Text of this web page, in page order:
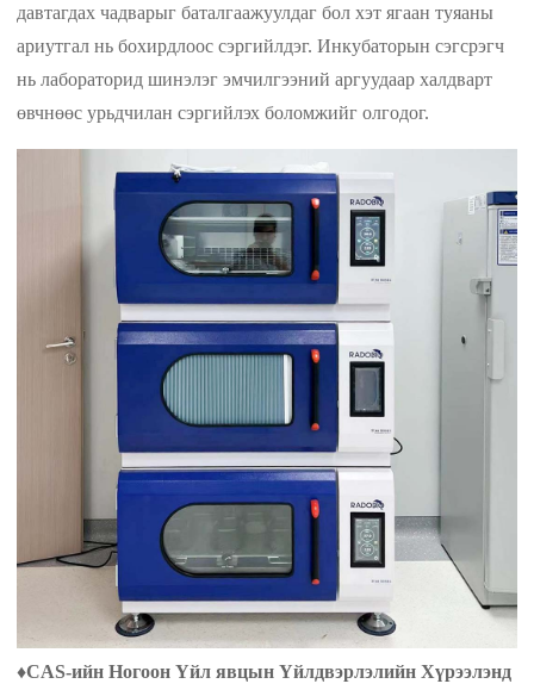
давтагдах чадварыг баталгаажуулдаг бол хэт ягаан туяаны
ариутгал нь бохирдлоос сэргийлдэг. Инкубаторын сэгсрэгч
нь лабораторид шинэлэг эмчилгээний аргуудаар халдварт
өвчнөөс урьдчилан сэргийлэх боломжийг олгодог.
♦CAS-ийн Ногоон Үйл явцын Үйлдвэрлэлийн Хүрээлэнд